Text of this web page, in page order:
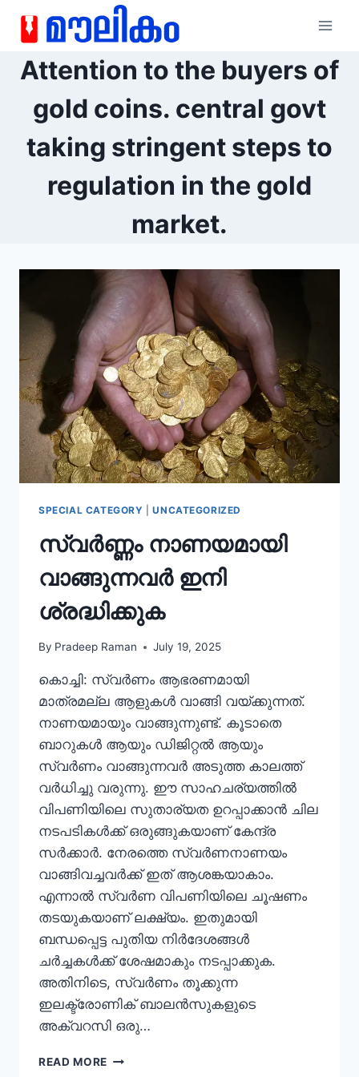
Attention to the buyers of
gold coins. central govt
taking stringent steps to
regulation in the gold
market.
SPECIAL CATEGORY |UNCATEGORIZED
സ്വർണ്ണം നാണയമായി
വാങ്ങുന്നവർ ഇനി
ശ്രദ്ധിക്കുക
By Pradeep Raman July 19, 2025
കൊച്ചി: സ്വര്‍ണം ആഭരണമായി
മാത്രമല്ല ആളുകള്‍ വാങ്ങി വയ്ക്കുന്നത്.
നാണയമായും വാങ്ങുന്നുണ്ട്. കൂടാതെ
ബാറുകള്‍ ആയും ഡിജിറ്റല്‍ ആയും
സ്വര്‍ണം വാങ്ങുന്നവര്‍ അടുത്ത കാലത്ത്
വര്‍ധിച്ചു വരുന്നു. ഈ സാഹചര്യത്തില്‍
വിപണിയിലെ സുതാര്യത ഉറപ്പാക്കാന്‍ ചില
നടപടികള്‍ക്ക് ഒരുങ്ങുകയാണ് കേന്ദ്ര
സര്‍ക്കാര്‍. നേരത്തെ സ്വര്‍ണനാണയം
വാങ്ങിവച്ചവര്‍ക്ക് ഇത് ആശങ്കയാകാം.
എന്നാല്‍ സ്വര്‍ണ വിപണിയിലെ ചൂഷണം
തടയുകയാണ് ലക്ഷ്യം. ഇതുമായി
ബന്ധപ്പെട്ട പുതിയ നിര്‍ദേശങ്ങള്‍
ചര്‍ച്ചകള്‍ക്ക് ശേഷമാകും നടപ്പാക്കുക.
അതിനിടെ, സ്വര്‍ണം തൂക്കുന്ന
ഇലക്ട്രോണിക് ബാലന്‍സുകളുടെ
അക്വറസി ഒരു…
READ MORE